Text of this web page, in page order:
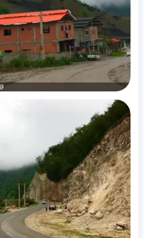
@Seyed Mohamad Hoseyni